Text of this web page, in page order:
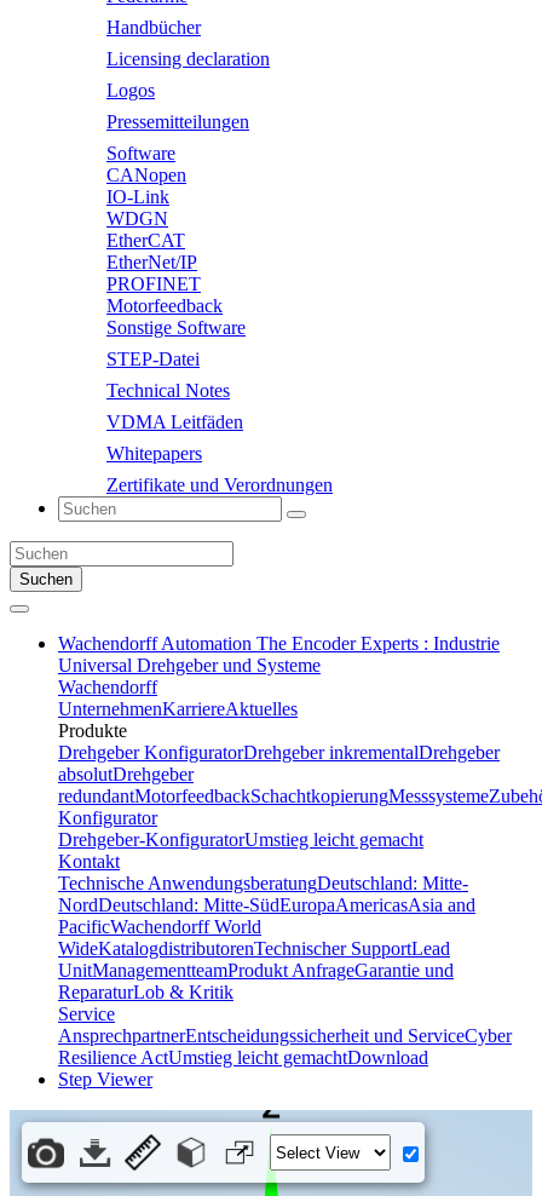
Handbücher
Licensing declaration
Logos
Pressemitteilungen
Software
CANopen
IO-Link
WDGN
EtherCAT
EtherNet/IP
PROFINET
Motorfeedback
Sonstige Software
STEP-Datei
Technical Notes
VDMA Leitfäden
Whitepapers
Zertifikate und Verordnungen
Suchen
Wachendorff Automation The Encoder Experts : Industrie
Universal Drehgeber und Systeme
Wachendorff
UnternehmenKarriereAktuelles
Produkte
Drehgeber KonfiguratorDrehgeber inkrementalDrehgeber
absolutDrehgeber
redundantMotorfeedbackSchachtkopierungMesssysteme
Konfigurator
Drehgeber-KonfiguratorUmstieg leicht gemacht
Kontakt
Technische AnwendungsberatungDeutschland: Mitte-
NordDeutschland: Mitte-SüdEuropaAmericasAsia and
PacificWachendorff World
WideKatalogdistributorenTechnischer SupportLead
UnitManagementteamProdukt AnfrageGarantie und
ReparaturLob & Kritik
Service
AnsprechpartnerEntscheidungssicherheit und ServiceCyber
Resilience ActUmstieg leicht gemachtDownload
Step Viewer